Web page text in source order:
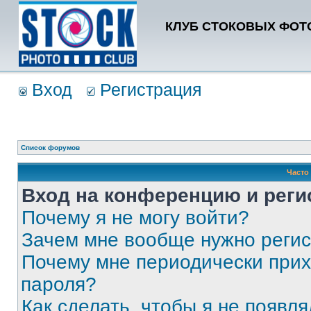
КЛУБ СТОКОВЫХ
Вход Регистрация
Список форумов
Вход на конференцию и
Почему я не могу войти?
Зачем мне вообще нужно
Почему мне периодически
пароля?
Как сделать, чтобы я не